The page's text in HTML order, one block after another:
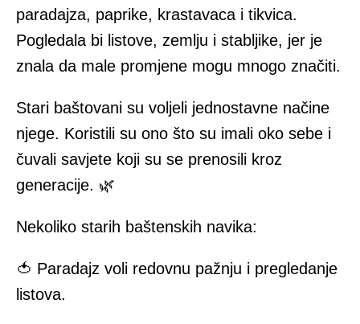
paradajza, paprike, krastavaca i tikvica.
Pogledala bi listove, zemlju i stabljike, jer je
znala da male promjene mogu mnogo značiti.
Stari baštovani su voljeli jednostavne načine
njege. Koristili su ono što su imali oko sebe i
čuvali savjete koji su se prenosili kroz
generacije. 🌿
Nekoliko starih baštenskih navika:
🍅 Paradajz voli redovnu pažnju i pregledanje
listova.